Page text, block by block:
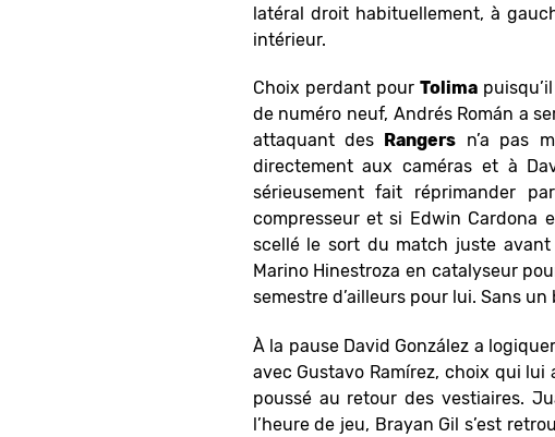
latéral droit habituellement, à
intérieur.
Choix perdant pour Tolimapuisqu’il
de numéro neuf, Andrés Román a
attaquant des
Rangers n’a pas
directement aux caméras et à
sérieusement fait réprimander
compresseur et si Edwin Cardona
scellé le sort du match juste
Marino Hinestroza en catalyseur
semestre d’ailleurs pour lui. Sans
À la pause David González a
avec Gustavo Ramírez, choix qui lui
poussé au retour des vestiaires.
l’heure de jeu, Brayan Gil s’est